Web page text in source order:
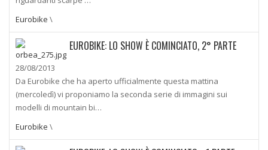
Eurobike \
EUROBIKE: LO SHOW È COMINCIATO, 2° PARTE
28/08/2013
Da Eurobike che ha aperto ufficialmente questa mattina
(mercoledì) vi proponiamo la seconda serie di immagini sui
modelli di mountain bi…
Eurobike \